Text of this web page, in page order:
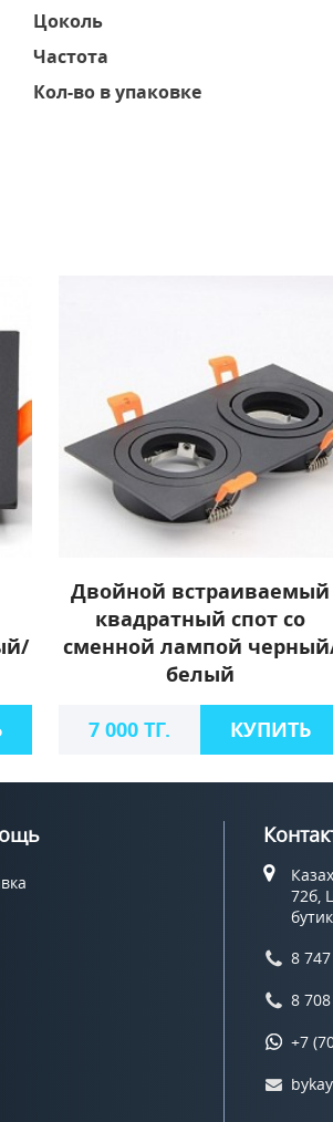
Цоколь
Частота
Кол-во в упаковке
Двойной встраиваемый
квадратный спот со
сменной лампой
белый
7 000 ТГ.
КУПИТЬ
72б,
8
8
+7